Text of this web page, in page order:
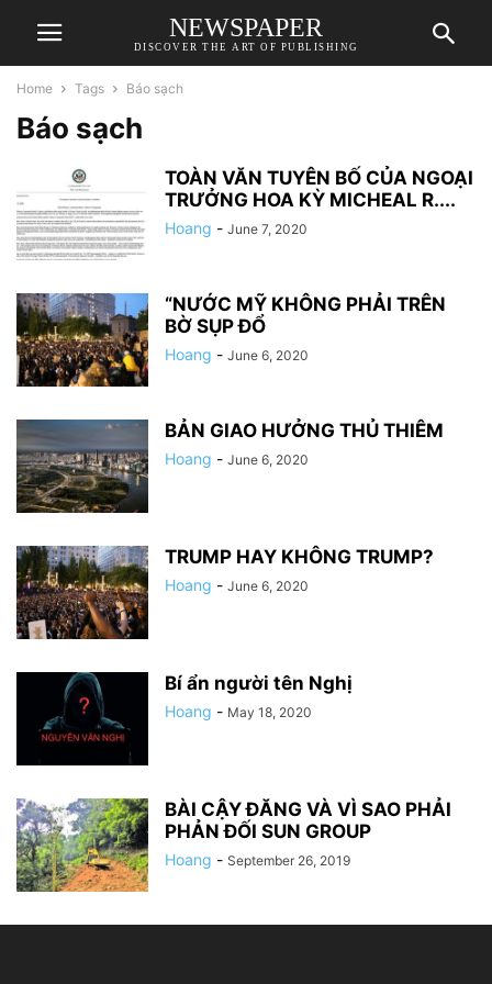
NEWSPAPER
DISCOVER THE ART OF PUBLISHING
Home Tags Báo sạch
Báo sạch
TOÀN VĂN TUYÊN BỐ CỦA NGOẠI
TRƯỞNG HOA KỲ MICHEAL R....
Hoang - June 7, 2020
“NƯỚC MỸ KHÔNG PHẢI TRÊN
BỜ SỤP ĐỔ
Hoang - June 6, 2020
BẢN GIAO HƯỞNG THỦ THIÊM
Hoang - June 6, 2020
TRUMP HAY KHÔNG TRUMP?
Hoang - June 6, 2020
Bí ẩn người tên Nghị
Hoang - May 18, 2020
BÀI CẬY ĐĂNG VÀ VÌ SAO PHẢI
PHẢN ĐỐI SUN GROUP
Hoang - September 26, 2019